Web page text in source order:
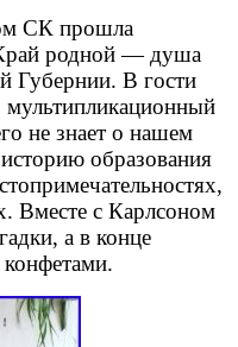
СК прошла
родной — душа
Губернии. В гости
мультипликационный
не знает о нашем
образования
Вместе с Карлсоном
а в конце